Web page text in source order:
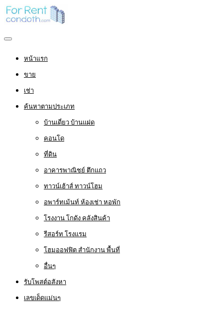
หน้าแรก
ขาย
เช่า
ค้นหาตามประเภท
บ้านเดี่ยว บ้านแฝด
คอนโด
ที่ดิน
อาคารพาณิชย์ ตึกแถว
ทาวน์เฮ้าส์ ทาวน์โฮม
อพาร์ทเม้นท์ ห้องเช่า หอพัก
โรงงาน โกดัง คลังสินค้า
รีสอร์ท โรงแรม
โฮมออฟฟิต สำนักงาน พื้นที่
อื่นๆ
รับโพสต์อสังหา
เลขเด็ดแม่นๆ